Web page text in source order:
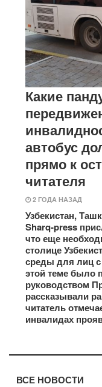
Какие
автобус
прямо к
читателя
2 ГОДА НАЗАД
Узбекистан,
Sharq-press
что еще
столице
среды для лиц
этой теме было
руководством
рассказывали
читатель
инвалидах
ВСЕ НОВОСТИ